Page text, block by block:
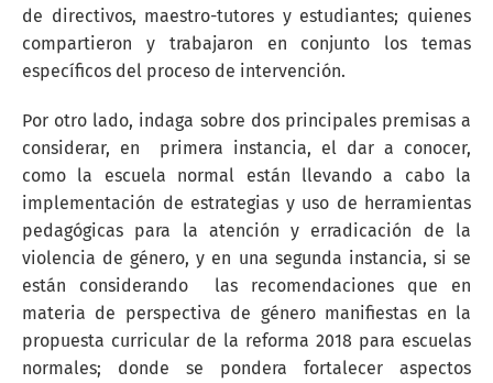
de directivos, maestro-tutores y estudiantes; quienes
compartieron y trabajaron en conjunto los temas
específicos del proceso de intervención.
Por otro lado, indaga sobre dos principales premisas a
considerar, en primera instancia, el dar a conocer,
como la escuela normal están llevando a cabo la
implementación de estrategias y uso de herramientas
pedagógicas para la atención y erradicación de la
violencia de género, y en una segunda instancia, si se
están considerando las recomendaciones que en
materia de perspectiva de género manifiestas en la
propuesta curricular de la reforma 2018 para escuelas
normales; donde se pondera fortalecer aspectos